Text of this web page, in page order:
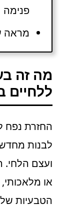
פנימה
מראה
מה זה
ללחיים
החזרת נפח
לבנות
ועצם הלחי.
או
הטבעיות